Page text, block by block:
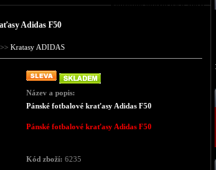
Podrobné informace o zboží
Adidas F50
>> Kratasy ADIDAS
Název a popis:
Pánské fotbalové kraťasy Adidas F50
Pánské fotbalové kraťasy Adidas F50
Kód zboží: 6235